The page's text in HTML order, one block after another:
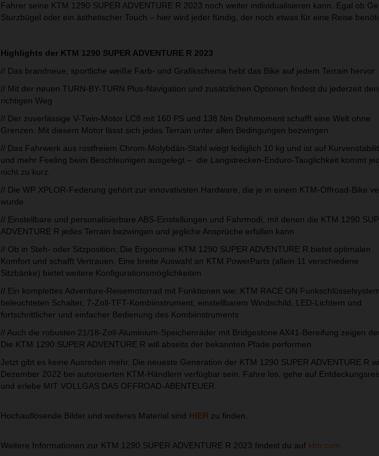
Fahrer seine KTM 1290 SUPER ADVENTURE R 2023 noch weiter individualisieren kann. Egal ob
Sturzbügel oder ein ästhetischer Touch – hier wird jeder fündig, der noch etwas für eine Reise
Highlights der KTM 1290 SUPER ADVENTURE R 2023
// Das brandneue, sportliche weiße Farb- und Grafikschema hebt das Bike auf jedem Terrain hervor
// Mit der neuen TURN-BY-TURN Plus-Navigation und zusätzlichen Optionen findest du jederzeit den
richtigen Weg
// Der zuverlässige V-Twin-Motor LC8 mit 160 PS und 138 Nm Drehmoment schafft eine Welt ohne
Grenzen: Mit diesem Motor lässt sich jedes Terrain unter allen Bedingungen bezwingen
// Das Fahrwerk aus rostfreiem Chrom-Molybdän-Stahl wiegt lediglich 10 kg und ist auf
und mehr Feeling beim Beschleunigen ausgelegt – die Langstrecken-Enduro-Tauglichkeit kommt
nicht zu kurz.
// Die WP XPLOR-Federung gehört zur innovativsten Hardware, die je in einem KTM-Offroad-Bike
wurde
// Einstellbare und personalisierbare ABS-Einstellungen und Fahrmodi, mit denen die KTM 1290
ADVENTURE R jedes Terrain bezwingen und jegliche Ansprüche erfüllen kann
// Ob in Steh- oder Sitzposition: Die Ergonomie KTM 1290 SUPER ADVENTURE R bietet optimalen
Komfort und schafft Vertrauen. Eine breite Auswahl an KTM PowerParts (allein 11 verschiedene
Sitzbänke) bietet weitere Konfigurationsmöglichkeiten
// Ein komplettes Adventure-Reisemotorrad mit Funktionen wie: KTM RACE ON
beleuchteten Schalter, 7-Zoll-TFT-Kombiinstrument, einstellbarem Windschild, LED-Lichtern und
fortschrittlicher und einfacher Bedienung des Kombiinstruments
// Auch die robusten 21/18-Zoll-Aluminium-Speichenräder mit Bridgestone AX41-Bereifung zeigen
Die KTM 1290 SUPER ADVENTURE R will abseits der bekannten Pfade performen
Jetzt gibt es keine Ausreden mehr. Die neueste Generation der KTM 1290 SUPER ADVENTURE R
Dezember 2022 bei autorisierten KTM-Händlern verfügbar sein. Fahre los, gehe auf
und erlebe MIT VOLLGAS DAS OFFROAD-ABENTEUER.
Hochauflösende Bilder und weiteres Material sind HIER zu finden.
Weitere Informationen zur KTM 1290 SUPER ADVENTURE R 2023 findest du auf ktm.com.